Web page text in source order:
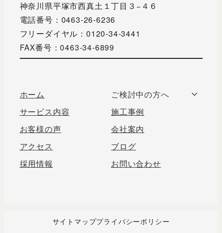
神奈川県平塚市西真土１丁目３−４６
電話番号：0463-26-6236
フリーダイヤル：0120-34-3441
FAX番号：0463-34-6899
ホーム
ご検討中の方へ
サービス内容
施工事例
お客様の声
会社案内
アクセス
ブログ
採用情報
お問い合わせ
サイトマッププライバシーポリシー